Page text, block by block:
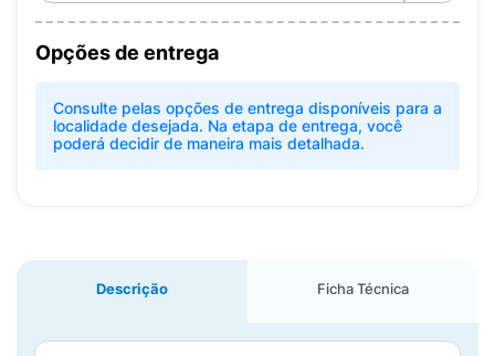
Opções de entrega
Consulte pelas opções de entrega disponíveis para a
localidade desejada. Na etapa de entrega, você
poderá decidir de maneira mais detalhada.
Descrição Ficha Técnica